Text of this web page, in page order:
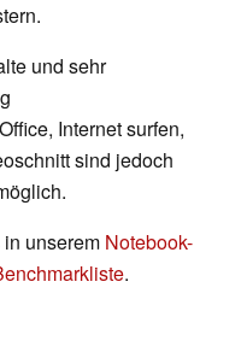
und sehr
Internet surfen,
sind jedoch
unserem Notebook-
.